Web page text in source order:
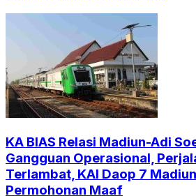
KA BIAS Relasi Madiun-Adi
Gangguan Operasional,
Terlambat, KAI Daop 7
Permohonan Maaf